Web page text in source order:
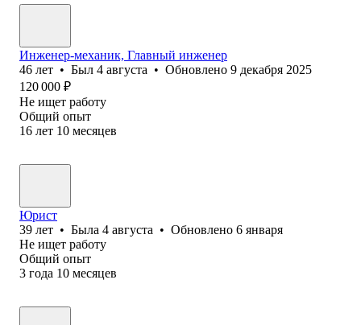
Инженер-механик, Главный инженер
46 лет • Был 4 августа • Обновлено 9 декабря 2025
120 000 ₽
Не ищет работу
Общий опыт
16 лет 10 месяцев
Юрист
39 лет • Была 4 августа • Обновлено 6 января
Не ищет работу
Общий опыт
3 года 10 месяцев